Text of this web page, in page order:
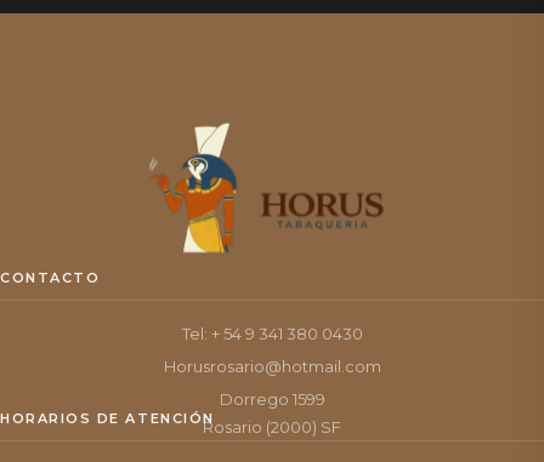
CONTACTO
Tel: + 54 9 341 380 0430
Horusrosario@hotmail.com
Dorrego 1599
Rosario (2000) SF
HORARIOS DE ATENCIÓN